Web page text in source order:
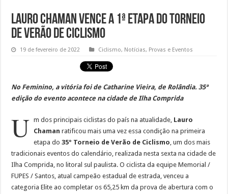
Lauro Chaman vence a 1ª etapa do Torneio
de Verão de Ciclismo
19 de fevereiro de 2022 Ciclismo, Notícias, Provas e Eventos
No Feminino, a vitória foi de Catharine Vieira, de Rolândia. 35ª
edição do evento acontece na cidade de Ilha Comprida
U m dos principais ciclistas do país na atualidade, Lauro
Chaman ratificou mais uma vez essa condição na primeira
etapa do35º Torneio de Verão de Ciclismo, um dos mais
tradicionais eventos do calendário, realizada nesta sexta na cidade de
Ilha Comprida, no litoral sul paulista. O ciclista da equipe Memorial /
FUPES / Santos, atual campeão estadual de estrada, venceu a
categoria Elite ao completar os 65,25 km da prova de abertura com o